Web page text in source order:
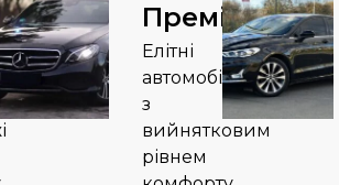
Преміум
Елітні
автомобілі
з
вийнятковим
рівнем